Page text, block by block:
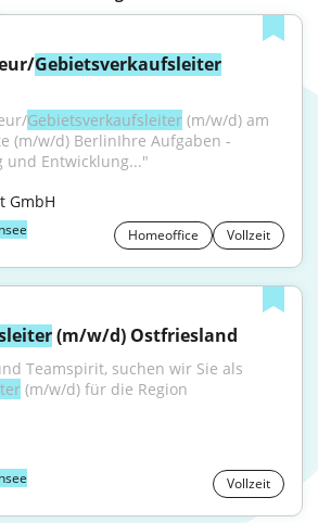
Gebietsverkaufsleiter
Gebietsverkaufsleiter (m/w/d) am
(m/w/d) BerlinIhre Aufgaben -
und Entwicklung..."
GmbH
Homeoffice Vollzeit
(m/w/d) Ostfriesland
(m/w/d) für die Region
Vollzeit